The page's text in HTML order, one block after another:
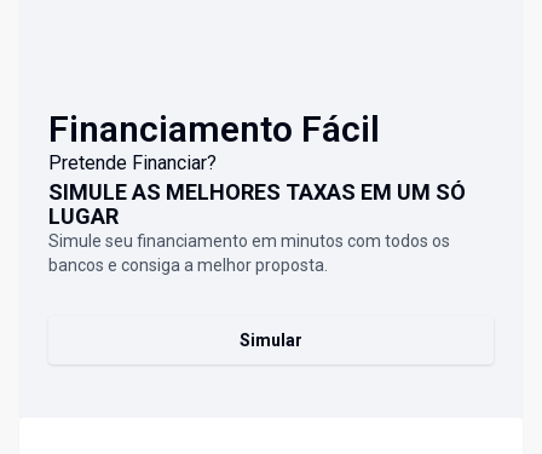
Financiamento Fácil
Pretende Financiar?
SIMULE AS MELHORES TAXAS EM UM SÓ
LUGAR
Simule seu financiamento em minutos com todos os
bancos e consiga a melhor proposta.
Simular